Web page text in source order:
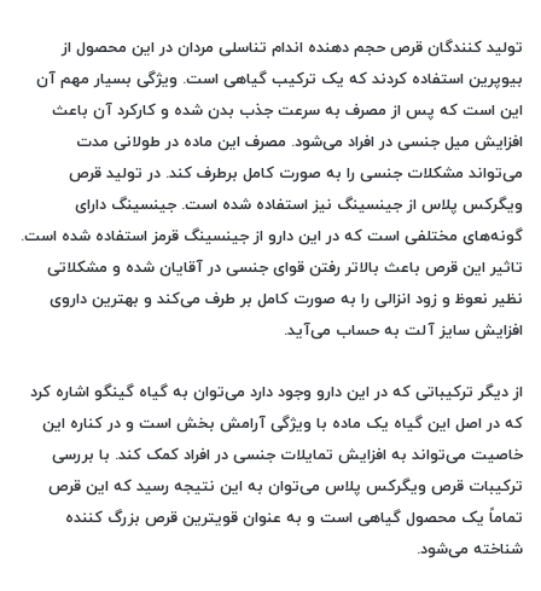
تولید کنندگان قرص حجم دهنده اندام تناسلی مردان در این محصول از
بیوپرین استفاده کردند که یک ترکیب گیاهی است. ویژگی بسیار مهم آن
این است که پس از مصرف به سرعت جذب بدن شده و کارکرد آن باعث
افزایش میل جنسی در افراد می‌شود. مصرف این ماده در طولانی مدت
می‌تواند مشکلات جنسی را به صورت کامل برطرف کند. در تولید قرص
ویگرکس پلاس از جینسینگ نیز استفاده شده است. جینسینگ دارای
گونه‌های مختلفی است که در این دارو از جینسینگ قرمز استفاده شده است.
تاثیر این قرص باعث بالاتر رفتن قوای جنسی در آقایان شده و مشکلاتی
نظیر نعوظ و زود انزالی را به صورت کامل بر طرف می‌کند و بهترین داروی
افزایش سایز آلت به حساب می‌آید.
از دیگر ترکیباتی که در این دارو وجود دارد می‌توان به گیاه گینگو اشاره کرد
که در اصل این گیاه یک ماده با ویژگی آرامش بخش است و در کناره این
خاصیت می‌تواند به افزایش تمایلات جنسی در افراد کمک کند. با بررسی
ترکیبات قرص ویگرکس پلاس می‌توان به این نتیجه رسید که این قرص
تماماً یک محصول گیاهی است و به عنوان قویترین قرص بزرگ کننده
شناخته می‌شود.